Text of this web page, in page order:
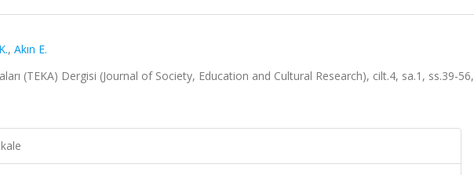
, Akın E.
(TEKA) Dergisi (Journal of Society, Education and Cultural Research), cilt.4, sa.1, ss.39-56,